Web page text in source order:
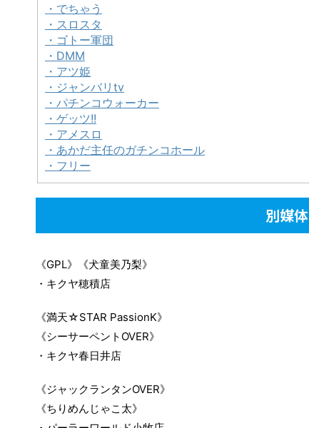
・でちゃう
・スロスタ
・ゴトー軍団
・DMM
・アツ姫
・ジャンバリtv
・パチンコウォーカー
・ゲッツ!!
・アメスロ
・あかだ主任のガチンコホール
・フリー
別媒
《GPL》《犬童美乃梨》
・キクヤ穂積店
《満天☆STAR PassionK》
《シーサーペントOVER》
・キクヤ春日井店
《ジャックランタンOVER》
《ちりめんじゃこ太》